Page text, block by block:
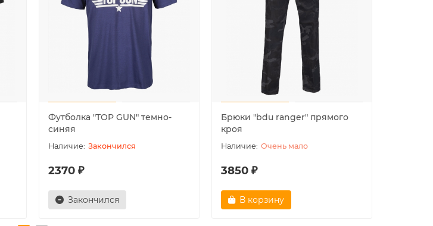
Футболка "TOP GUN" темно-
синяя
Закончился
2370 ₽
Закончился
Брюки "bdu ranger" прямого
кроя
Очень мало
3850 ₽
В корзину